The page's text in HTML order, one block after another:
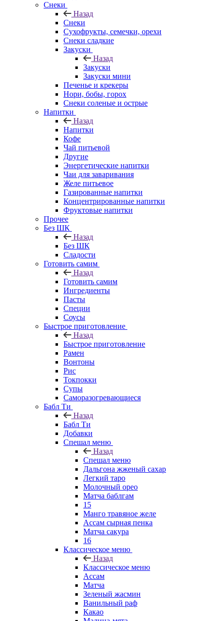
Снеки
Назад
Снеки
Сухофрукты, семечки, орехи
Снеки сладкие
Закуски
Назад
Закуски
Закуски мини
Печенье и крекеры
Нори, бобы, горох
Снеки соленые и острые
Напитки
Назад
Напитки
Кофе
Чай питьевой
Другие
Энергетические напитки
Чаи для заваривания
Желе питьевое
Газированные напитки
Концентрированные напитки
Фруктовые напитки
Прочее
Без ШК
Назад
Без ШК
Сладости
Готовить самим
Назад
Готовить самим
Ингредиенты
Пасты
Специи
Соусы
Быстрое приготовление
Назад
Быстрое приготовление
Рамен
Вонтоны
Рис
Токпокки
Супы
Саморазогревающиеся
Бабл Ти
Назад
Бабл Ти
Добавки
Спешал меню
Назад
Спешал меню
Дальгона жженый сахар
Легкий таро
Молочный орео
Матча баблгам
15
Манго травяное желе
Ассам сырная пенка
Матча сакура
16
Классическое меню
Назад
Классическое меню
Ассам
Матча
Зеленый жасмин
Ванильный раф
Какао